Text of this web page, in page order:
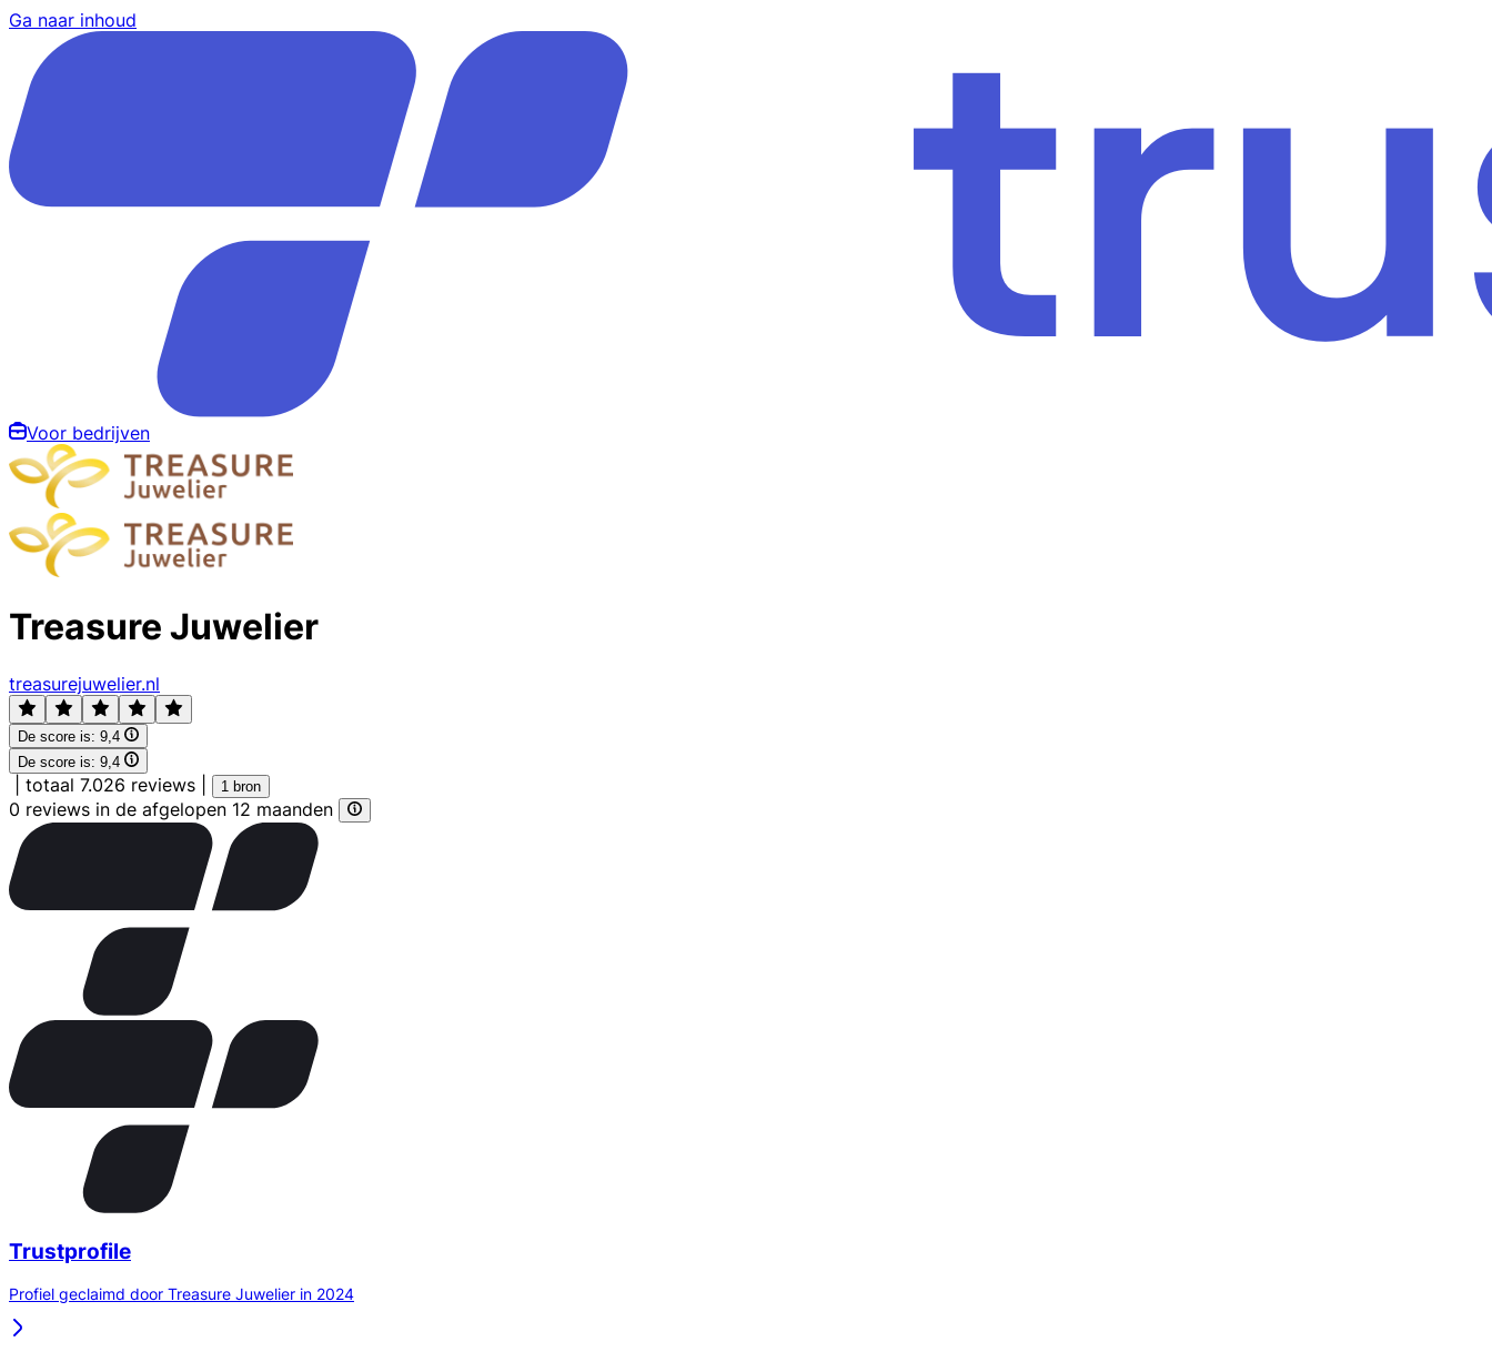
Ga naar inhoud
Voor bedrijven
Treasure Juwelier
treasurejuwelier.nl
De score is: 9,4
De score is: 9,4
totaal 7.026 reviews 1 bron
0 reviews in de afgelopen 12 maanden
Trustprofile
Profiel geclaimd door Treasure Juwelier in 2024